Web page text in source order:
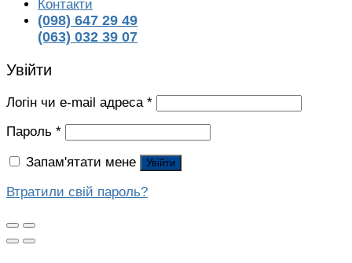
Контакти
(098) 647 29 49
(063) 032 39 07
Увійти
Логін чи e-mail адреса *
Пароль *
Запам'ятати мене Увійти
Втратили свій пароль?